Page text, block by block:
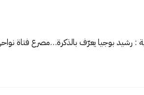
رشيد بوجيا يعرّف بالذكرة…مصرع فتاة